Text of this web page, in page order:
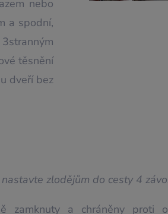
nebo
a spodní,
těsnění
dveří bez
zlodějům do cesty 4
zamknuty a chráněny proti